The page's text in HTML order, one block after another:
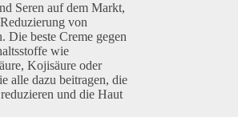
Seren auf dem Markt,
von
Die beste Creme gegen
wie
Kojisäure oder
alle dazu beitragen, die
und die Haut